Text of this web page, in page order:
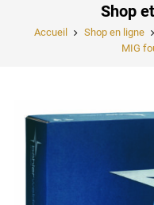
Shop
Accueil Shop en ligne
MIG